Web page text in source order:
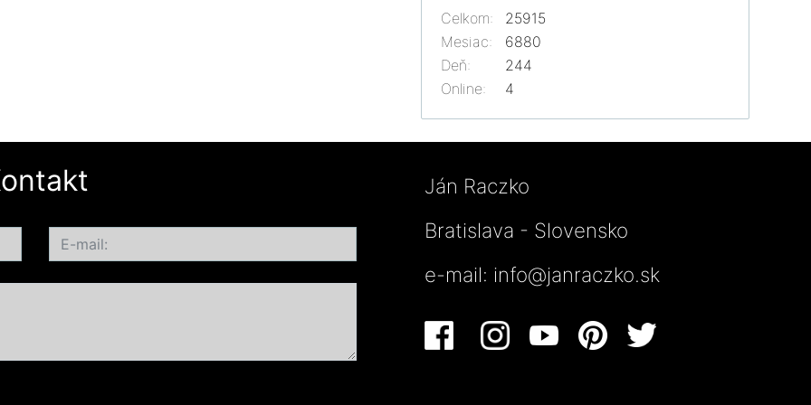
Online: 4
Celkom:
25915
Mesiac:
6880
Deň:
244
Ján Raczko
Bratislava - Slovensko
e-mail: info@janraczko.sk